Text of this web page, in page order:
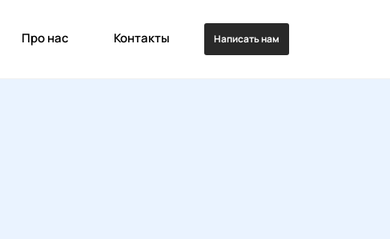
Про нас Контакты Написать нам